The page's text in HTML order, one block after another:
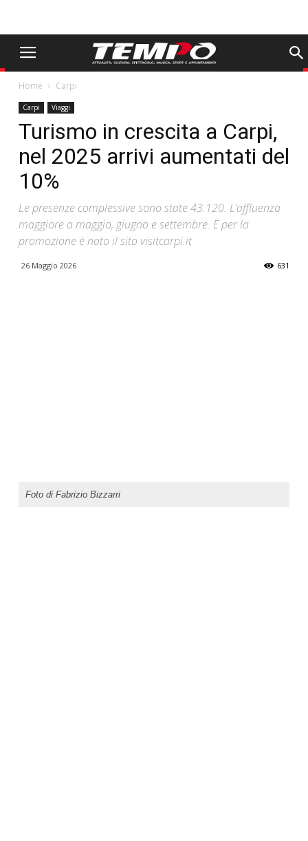
Home Carpi
Carpi Viaggi
Turismo in crescita a Carpi,
nel 2025 arrivi aumentati del
10%
Le presenze complessive sono state 43.120. L’affluenza
maggiore a maggio, giugno e settembre. E per la
promozione è nato il sito visitcarpi.it
26 Maggio 2026 631
Foto di Fabrizio Bizzarri